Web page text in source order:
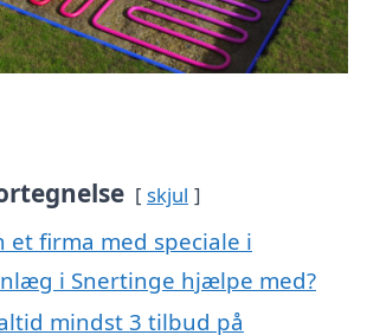
skjul
et firma med speciale i
i Snertinge hjælpe med?
mindst 3 tilbud på